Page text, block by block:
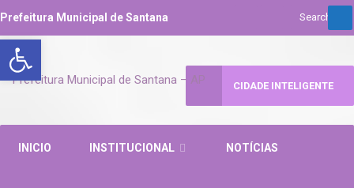
Prefeitura Municipal de Santana
INICIO INSTITUCIONAL NOTÍCIAS
CIDADE INTELIGENTE
Abrir a barra de ferramentas